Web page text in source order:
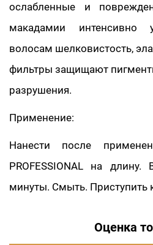
ослабленные и
макадамии интенсивно
волосам шелковистость,
фильтры защищают
разрушения.
Применение:
Нанести после
PROFESSIONAL на
минуты. Смыть. Приступить
Оценка